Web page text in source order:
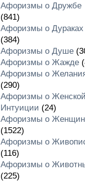
Афоризмы о Дружбе
(841)
Афоризмы о Дураках
(384)
Афоризмы о Душе
Афоризмы о Жажде
Афоризмы о
(290)
Афоризмы о
Интуиции (24)
Афоризмы о
(1522)
Афоризмы о
(116)
Афоризмы о
(225)